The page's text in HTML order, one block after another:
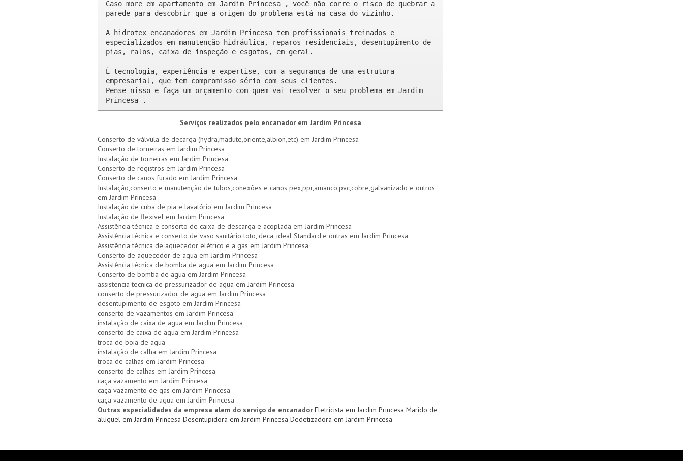
Caso more em apartamento em Jardim Princesa , você não corre o risco de quebrar a
parede para descobrir que a origem do problema está na casa do vizinho.
A hidrotex encanadores em Jardim Princesa tem profissionais treinados e
especializados em manutenção hidráulica, reparos residenciais, desentupimento de
pias, ralos, caixa de inspeção e esgotos, em geral.
É tecnologia, experiência e expertise, com a segurança de uma estrutura
empresarial, que tem compromisso sério com seus clientes.
Pense nisso e faça um orçamento com quem vai resolver o seu problema em Jardim
Princesa .
Serviços realizados pelo encanador em Jardim Princesa
Conserto de válvula de decarga (hydra,madute,oriente,albion,etc) em Jardim Princesa
Conserto de torneiras em Jardim Princesa
Instalação de torneiras em Jardim Princesa
Conserto de registros em Jardim Princesa
Conserto de canos furado em Jardim Princesa
Instalação,conserto e manutenção de tubos,conexões e canos pex,ppr,amanco,pvc,cobre,galvanizado e outros
em Jardim Princesa .
Instalação de cuba de pia e lavatório em Jardim Princesa
Instalação de flexível em Jardim Princesa
Assistência técnica e conserto de caixa de descarga e acoplada em Jardim Princesa
Assistência técnica e conserto de vaso sanitário toto, deca, ideal Standard,e outras em Jardim Princesa
Assistência técnica de aquecedor elétrico e a gas em Jardim Princesa
Conserto de aquecedor de agua em Jardim Princesa
Assistência técnica de bomba de agua em Jardim Princesa
Conserto de bomba de agua em Jardim Princesa
assistencia tecnica de pressurizador de agua em Jardim Princesa
conserto de pressurizador de agua em Jardim Princesa
desentupimento de esgoto em Jardim Princesa
conserto de vazamentos em Jardim Princesa
instalação de caixa de agua em Jardim Princesa
conserto de caixa de agua em Jardim Princesa
troca de boia de agua
instalação de calha em Jardim Princesa
troca de calhas em Jardim Princesa
conserto de calhas em Jardim Princesa
caça vazamento em Jardim Princesa
caça vazamento de gas em Jardim Princesa
caça vazamento de agua em Jardim Princesa
Outras especialidades da empresa alem do serviço de encanador Eletricista em Jardim Princesa Marido de
aluguel em Jardim Princesa Desentupidora em Jardim Princesa Dedetizadora em Jardim Princesa